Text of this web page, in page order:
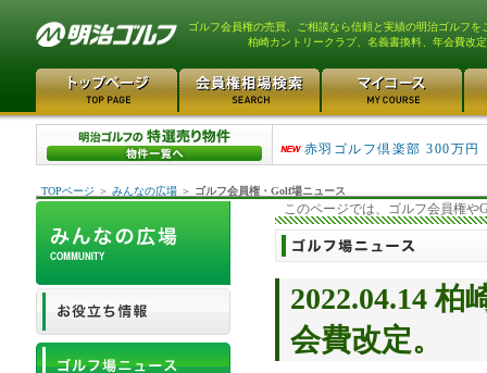
ゴルフ会員権の売買、ご相談なら信頼と実績の明治ゴルフを
柏崎カントリークラブ、名義書換料、年会費改
スカイウェイカントリー
赤羽ゴルフ倶楽部 300万円
TOPページ ＞ みんなの広場 ＞ ゴルフ会員権・Golf場ニュース
このページでは、ゴルフ会員権や
2022.04.14
会費改定。